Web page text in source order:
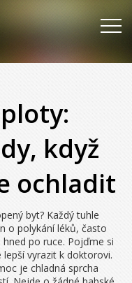
když
ochladit
byt? Každý tuhle
o polykání léků, často
po ruce. Pojďme si
vyrazit k doktorovi.
je chladná sprcha